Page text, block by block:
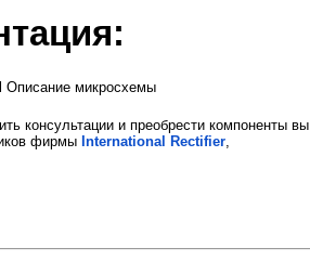
Описание микросхемы
консультации и преобрести компоненты
фирмы International Rectifier,